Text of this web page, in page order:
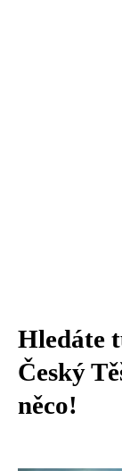
Hledáte
Český
něco!